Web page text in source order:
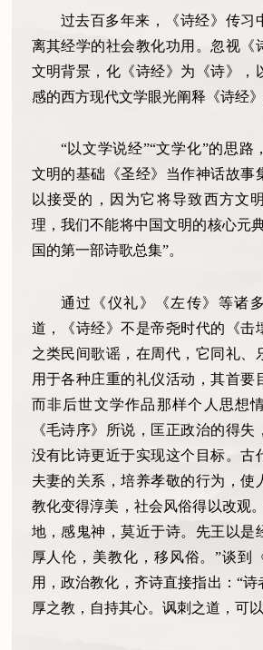
过去百多年来，《诗经》传习
离其经学的社会教化功用。忽视《
文明背景，化《诗经》为《诗》，
感的西方现代文学眼光阐释《诗经》
“以文学说经”“文学化”的思路
文明的基础《圣经》当作神话故事
以接受的，因为它将导致西方文
理，我们不能将中国文明的核心元
国的第一部诗歌总集”。
通过《仪礼》《左传》等诸
道，《诗经》不是帝尧时代的《击
之类民间歌谣，在周代，它同礼、
用于各种庄重的礼仪活动，其首要
而非后世文学作品那样个人思想
《毛诗序》所说，匡正政治的得失
没有比诗更近于实现这个目标。古
夫妻的关系，培养孝敬的行为，使
教化变得淳美，社会风俗得以改观
地，感鬼神，莫近于诗。先王以是
厚人伦，美教化，移风俗。”谈到
用，政治教化，齐诗直接指出：“
厚之教，自持其心。讽刺之道，可